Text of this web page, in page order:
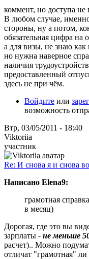
коммент, но доступа
В любом случае,
стороны, ну а потом,
обязательная цифра
а для визы, не знаю как
но нужна наверное
наличия
предоставленный
здесь не при чём.
Войдите или
возможность
Втр, 03/05/2011 - 18:40
Viktoriia
участник
Re: И снова я и снова
Написано Elena9:
грамотная
в месяц)
Дорогая, где это вы
зарплаты - не меньше
расчет).. Можно
отличат "грамотная" ли